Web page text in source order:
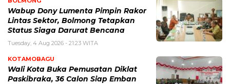
Wabup Dony Lumenta Pimpin Rakor
Lintas Sektor, Bolmong Tetapkan
Status Siaga Darurat Bencana
Tuesday, 4 Aug 2026 - 21:23 WITA
KOTAMOBAGU
Wali Kota Buka Pemusatan Diklat
Paskibraka, 36 Calon Siap Emban